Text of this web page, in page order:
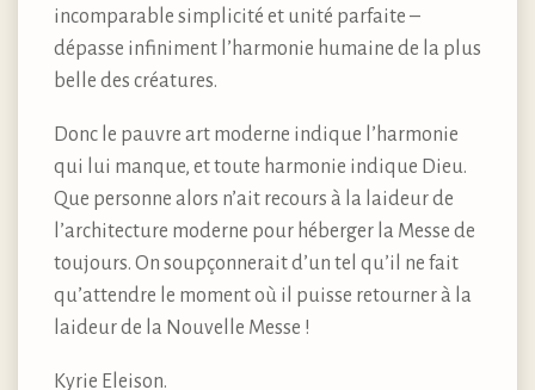
incomparable simplicité et unité parfaite –
dépasse infiniment l’harmonie humaine de la plus
belle des créatures.
Donc le pauvre art moderne indique l’harmonie
qui lui manque, et toute harmonie indique Dieu.
Que personne alors n’ait recours à la laideur de
l’architecture moderne pour héberger la Messe de
toujours. On soupçonnerait d’un tel qu’il ne fait
qu’attendre le moment où il puisse retourner à la
laideur de la Nouvelle Messe !
Kyrie Eleison.